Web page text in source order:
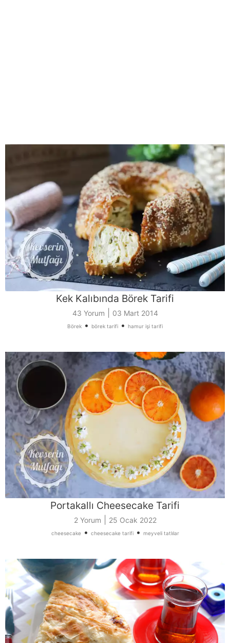
Kek Kalıbında Börek Tarifi
43 Yorum 03 Mart 2014
Börek • börek tarifi • hamur işi tarifi
Portakallı Cheesecake Tarifi
2 Yorum 25 Ocak 2022
cheesecake• cheesecake tarifi• meyveli tatlılar